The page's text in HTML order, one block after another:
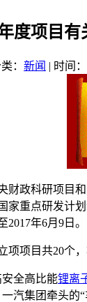
度项目
： 新闻 | 时间
财政科研项目
家重点研发计
年6月9日。
项项目共20个
全高比能锂离
汽集团牵头的